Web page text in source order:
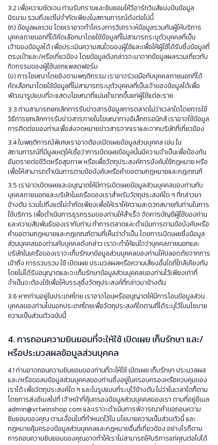
3.2 เพื่อความชัดเจน ท่านรับทราบและยินยอมให้วีอาร์ทวินส์แบ่งปันข้อมูล
นิรนาม รวมถึงแต่ไม่จำกัดเพียงในสถานการณ์ดังต่อไปนี้
(ก) ข้อมูลผลรวม โดยเราอาจทำโครงการวิเคราะห์ข้อมูลรวมกับผู้ให้บริการ
บุคคลภายนอกที่ได้คัดเลือกมาโดยใช้ข้อมูลที่ไม่สามารถระบุตัวบุคคลที่เป็น
เจ้าของข้อมูลได้ เพื่อประเมินความสนใจของผู้ใช้และเพื่อให้ผู้ใช้ได้รับซึ่งข้อมูลที่
ตรงเป้าและ/หรือเกี่ยวข้อง โดยข้อมูลดังกล่าวจะมาจากข้อมูลผลรวมเกี่ยวกับ
กิจกรรมของผู้ใช้นอกแพลตฟอร์ม
(ข) การโฆษณาโดยอิงตามพฤติกรรม เราอาจร่วมมือกับบุคคลภายนอกที่ได้
คัดเลือกมาโดยใช้ข้อมูลที่ไม่สามารถระบุตัวบุคคลที่เป็นเจ้าของข้อมูลได้เพื่อ
พัฒนารูปแบบที่จะแสดงโฆษณาที่แม่นยำมากขึ้นแก่ผู้ใช้แต่ละราย
3.3 ท่านสามารถยกเลิกการรับข่าวสารข้อมูลการตลาดไม่ว่าเวลาใดโดยการใช้
วิธีการยกเลิกการรับข่าวสารภายในโฆษณาทางอิเล็กทรอนิกส์ เราอาจใช้ข้อมูล
การติดต่อของท่านเพื่อส่งจดหมายข่าวสารจากเราและจากบริษัทที่เกี่ยวข้อง
3.4 ในพฤติการณ์พิเศษเราอาจต้องเปิดเผยข้อมูลส่วนบุคคล เช่น ใน
สถานการณ์ที่มีมูลเหตุให้เชื่อว่าการเปิดเผยข้อมูลนั้นมีความจำเป็นเพื่อป้องกัน
อันตรายต่อชีวิตหรือสุขภาพ หรือเพื่อวัตถุประสงค์การบังคับใช้กฎหมาย หรือ
เพื่อให้สามารถดำเนินการตามข้อบังคับหรือคำขอตามกฎหมายและกฎเกณฑ์
3.5 เราอาจเปิดเผยและอนุญาตให้มีการเปิดเผยข้อมูลส่วนบุคคลของท่านกับ
บุคคลภายนอกและบริษัทในเครือของเราสำหรับวัตถุประสงค์ใด ๆ ที่กล่าวมา
ข้างต้น รวมไปถึงแต่ไม่จำกัดเพียงเพื่อให้เราให้ความสะดวกสบายกับท่านในการ
ใช้บริการ เพื่อดำเนินการธุรกรรมของท่านให้สำเร็จ จัดการบัญชีผู้ใช้ของท่าน
และความสัมพันธ์ของเรากับท่าน ทำการตลาดและดำเนินการตามข้อบังคับหรือ
คำขอตามกฎหมายและกฎเกณฑ์ตามที่เห็นว่าจำเป็น โดยการเปิดเผยซึ่งข้อมูล
ส่วนบุคคลของท่านกับบุคคลดังกล่าว เราจะทำให้แน่ใจว่าบุคคลภายนอกและ
บริษัทในเครือของเราจะเก็บรักษาข้อมูลส่วนบุคคลของท่านให้ปลอดภัยจากการ
เข้าถึง การรวบรวม ใช้ เปิดเผย ประมวลผลหรือความเสี่ยงอื่นใดที่ใกล้เคียงกัน
โดยไม่ได้รับอนุญาตและจะเก็บรักษาข้อมูลส่วนบุคคลของท่านไว้เพียงเท่าที่
จำเป็นจะต้องใช้เพื่อให้บรรลุซึ่งวัตถุประสงค์ที่กล่าวมาข้างต้น
3.6 หากท่านอยู่ในประเทศไทย เราอาจโอนหรืออนุญาตให้มีการโอนข้อมูลส่วน
บุคคลของท่านไปนอกประเทศไทยเพื่อวัตถุประสงค์ใดตามที่ได้ระบุไว้ในนโยบาย
ความเป็นส่วนตัวฉบับนี้
4. การถอนความยินยอมที่จะให้ใช้ เปิดเผย เก็บรักษา และ/
หรือประมวลผลข้อมูลส่วนบุคคล
4.1 ท่านอาจถอนความยินยอมของท่านที่จะให้ใช้ เปิดเผย เก็บรักษา ประมวลผล
และ/หรือขอลบข้อมูลส่วนบุคคลของท่านซึ่งอยู่ในครอบครองหรือควบคุมของ
เราได้ เพื่อวัตถุประสงค์ใด ๆ และในรูปแบบที่ระบุไว้ข้างต้น ไม่ว่าในเวลาใดก็ตาม
โดยการส่งอีเมลไปที่ เจ้าหน้าที่คุ้มครองข้อมูลส่วนบุคคลของเรา ตามที่อยู่อีเมล
admin@vrtwinshop.comและเราจะดำเนินการพิจารณาคำขอถอนความ
ยินยอมของคุณ ตามเงื่อนไขที่กำหนดไว้ใน นโยบายความเป็นส่วนตัวนี้ และ
กฎหมายคุ้มครองข้อมูลส่วนบุคคลและกฎหมายอื่นที่เกี่ยวข้อง อย่างไรก็ตาม
การถอนความยินยอมของคุณอาจทำให้เราไม่สามารถให้บริการแก่คุณต่อไปได้